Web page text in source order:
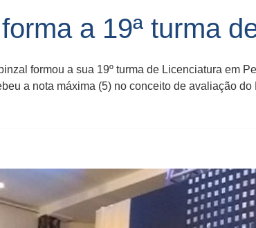
a 19ª turma
formou a sua 19º turma de Licenciatura em
a nota máxima (5) no conceito de avaliação